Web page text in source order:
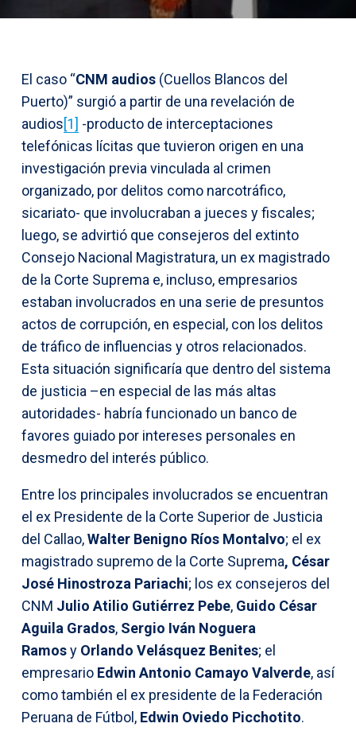
El caso “CNM audios (Cuellos Blancos del
Puerto)” surgió a partir de una revelación de
audios[1] -producto de interceptaciones
telefónicas lícitas que tuvieron origen en una
investigación previa vinculada al crimen
organizado, por delitos como narcotráfico,
sicariato- que involucraban a jueces y fiscales;
luego, se advirtió que consejeros del extinto
Consejo Nacional Magistratura, un ex magistrado
de la Corte Suprema e, incluso, empresarios
estaban involucrados en una serie de presuntos
actos de corrupción, en especial, con los delitos
de tráfico de influencias y otros relacionados.
Esta situación significaría que dentro del sistema
de justicia –en especial de las más altas
autoridades- habría funcionado un banco de
favores guiado por intereses personales en
desmedro del interés público.
Entre los principales involucrados se encuentran
el ex Presidente de la Corte Superior de Justicia
del Callao,Walter Benigno Ríos Montalvo; el ex
magistrado supremo de la Corte Suprema, César
José Hinostroza Pariachi; los ex consejeros del
CNM Julio Atilio Gutiérrez Pebe, Guido César
Aguila Grados, Sergio Iván Noguera
Ramosy Orlando Velásquez Benites; el
empresario Edwin Antonio Camayo Valverde, así
como también el ex presidente de la Federación
Peruana de Fútbol, Edwin Oviedo Picchotito.